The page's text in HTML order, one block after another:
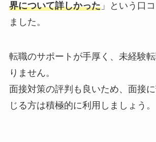
界について詳しかった」という口
ました。
転職のサポートが手厚く、未経験
りません。
面接対策の評判も良いため、面接
じる方は積極的に利用しましょう。